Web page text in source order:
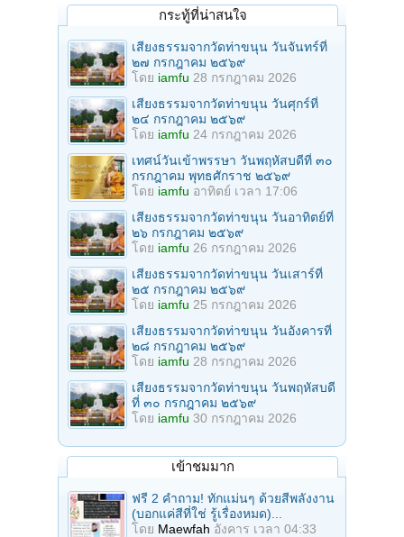
กระทู้ที่น่าสนใจ
เสียงธรรมจากวัดท่าขนุน วันจันทร์ที่
๒๗ กรกฎาคม ๒๕๖๙
โดย iamfu 28 กรกฎาคม 2026
เสียงธรรมจากวัดท่าขนุน วันศุกร์ที่
๒๔ กรกฎาคม ๒๕๖๙
โดย iamfu 24 กรกฎาคม 2026
เทศน์วันเข้าพรรษา วันพฤหัสบดีที่ ๓๐
กรกฎาคม พุทธศักราช ๒๕๖๙
โดย iamfu อาทิตย์ เวลา 17:06
เสียงธรรมจากวัดท่าขนุน วันอาทิตย์ที่
๒๖ กรกฎาคม ๒๕๖๙
โดย iamfu 26 กรกฎาคม 2026
เสียงธรรมจากวัดท่าขนุน วันเสาร์ที่
๒๕ กรกฎาคม ๒๕๖๙
โดย iamfu 25 กรกฎาคม 2026
เสียงธรรมจากวัดท่าขนุน วันอังคารที่
๒๘ กรกฎาคม ๒๕๖๙
โดย iamfu 28 กรกฎาคม 2026
เสียงธรรมจากวัดท่าขนุน วันพฤหัสบดี
ที่ ๓๐ กรกฎาคม ๒๕๖๙
โดย iamfu 30 กรกฎาคม 2026
เข้าชมมาก
ฟรี 2 คำถาม! ทักแม่นๆ ด้วยสีพลังงาน
(บอกแค่สีที่ใช่ รู้เรื่องหมด)...
โดย Maewfah อังคาร เวลา 04:33